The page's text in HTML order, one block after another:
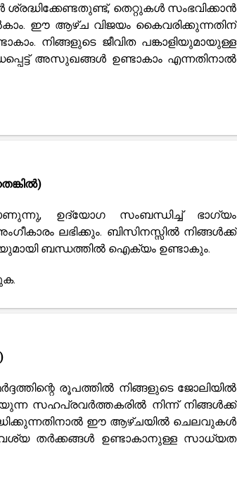
തെറ്റുകൾ സംഭവിക്കാൻ
ഈ ആഴ്ച വിജയം കൈവരിക്കുന്നതിന്
നിങ്ങളുടെ ജീവിത പങ്കാളിയുമായുള്ള
അസുഖങ്ങൾ ഉണ്ടാകാം എന്നതിനാൽ
ഉദ്യോഗ സംബന്ധിച്ച് ഭാഗ്യം
ലഭിക്കും. ബിസിനസ്സിൽ നിങ്ങൾക്ക്
ബന്ധത്തിൽ ഐക്യം ഉണ്ടാകും.
രൂപത്തിൽ നിങ്ങളുടെ ജോലിയിൽ
സഹപ്രവർത്തകരിൽ നിന്ന് നിങ്ങൾക്ക്
ഈ ആഴ്ചയിൽ ചെലവുകൾ
തർക്കങ്ങൾ ഉണ്ടാകാനുള്ള സാധ്യത